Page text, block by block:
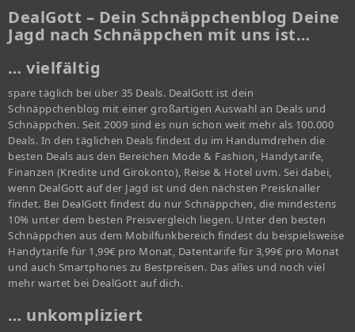
DealGott – Dein Schnäppchenblog Deine
Jagd nach Schnäppchen mit uns ist…
… vielfältig
spare täglich bei über 35 Deals. DealGott ist dein
Schnäppchenblog mit einer großartigen Auswahl an Deals und
Schnäppchen. Seit 2009 sind es nun schon weit mehr als 100.000
Deals. In den täglichen Deals findest du im Handumdrehen die
besten Deals aus den Bereichen Mode & Fashion, Handytarife,
Finanzen (Kredite und Girokonto), Reise & Hotel uvm. Sei dabei,
wenn DealGott auf der Jagd ist und den nächsten Preisknaller
findet. Bei DealGott findest du nur Schnäppchen, die mindestens
10% unter dem besten Preisvergleich liegen. Unter den besten
Schnäppchen aus dem Mobilfunkbereich findest du beispielsweise
Handytarife für 1,99€ pro Monat, Datentarife für 3,99€ pro Monat
und auch Smartphones zu Bestpreisen. Das alles und noch viel
mehr wartet bei DealGott auf dich.
… unkompliziert